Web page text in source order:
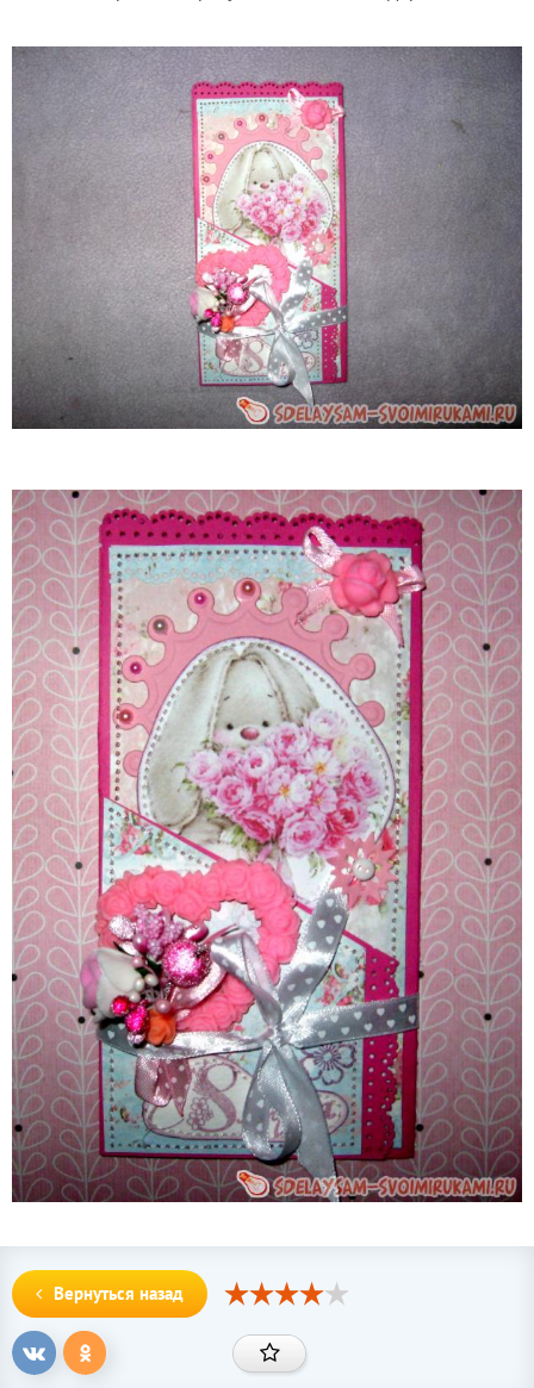
Вернуться назад